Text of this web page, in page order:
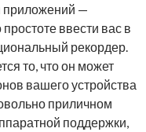
приложений —
ввести вас в
рекордер.
то, что он может
вашего устройства
приличном
поддержки,